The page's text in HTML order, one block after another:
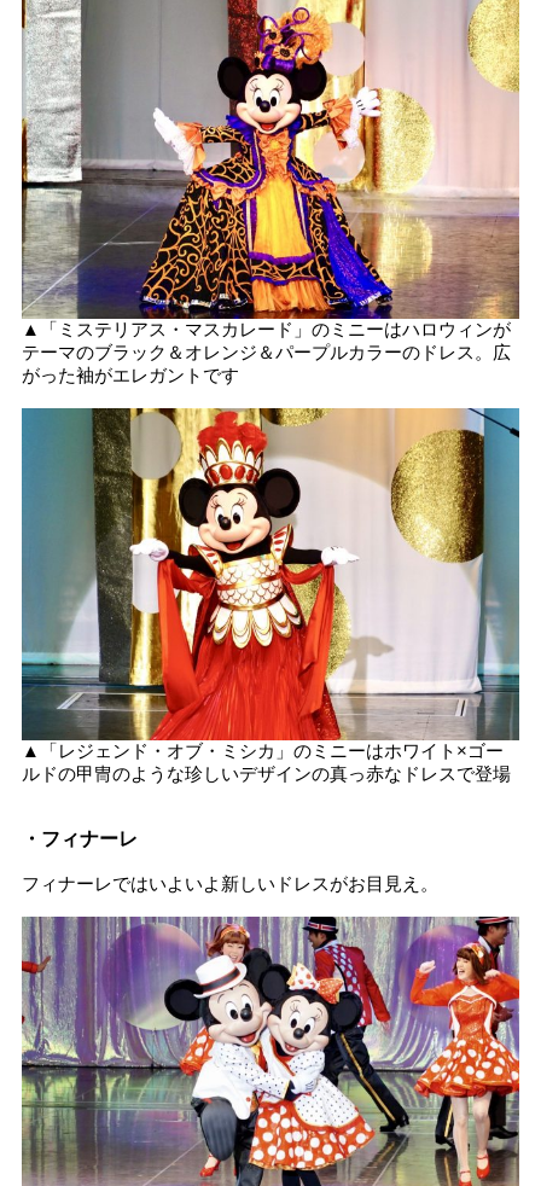
▲「ミステリアス・マスカレード」のミニーはハロウィンが
テーマのブラック＆オレンジ＆パープルカラーのドレス。広
がった袖がエレガントです
▲「レジェンド・オブ・ミシカ」のミニーはホワイト×ゴー
ルドの甲冑のような珍しいデザインの真っ赤なドレスで登場
・フィナーレ
フィナーレではいよいよ新しいドレスがお目見え。